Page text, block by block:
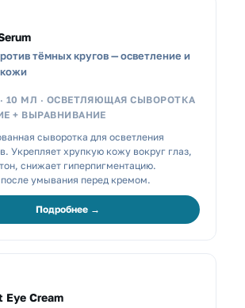
тёмных кругов — осветление и
· 10 МЛ · ОСВЕТЛЯЮЩАЯ СЫВОРОТКА
+ ВЫРАВНИВАНИЕ
сыворотка для осветления
Укрепляет хрупкую кожу вокруг глаз,
снижает гиперпигментацию.
умывания перед кремом.
Подробнее →
Cream